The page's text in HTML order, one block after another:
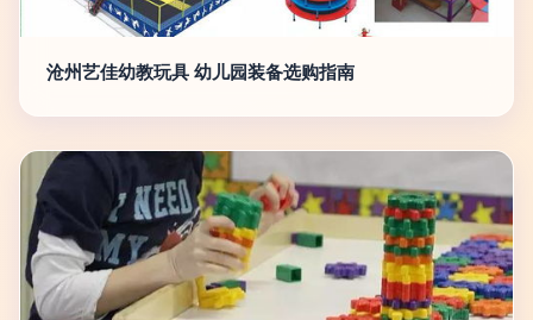
沧州艺佳幼教玩具 幼儿园装备选购指南